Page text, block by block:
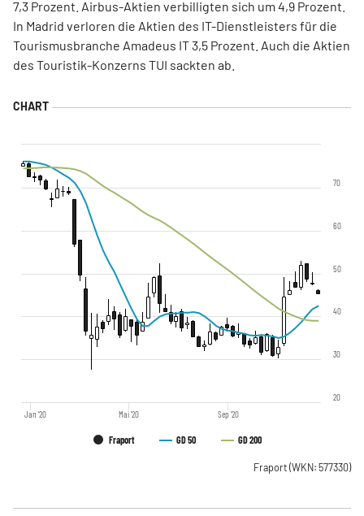
7,3 Prozent. Airbus-Aktien verbilligten sich um 4,9 Prozent.
In Madrid verloren die Aktien des IT-Dienstleisters für die
Tourismusbranche Amadeus IT 3,5 Prozent. Auch die Aktien
des Touristik-Konzerns TUI sackten ab.
Fraport GD 50 GD 200
Jan '20 Mai '20 Sep '20
20
30
40
50
60
70
Fraport (WKN: 577330)